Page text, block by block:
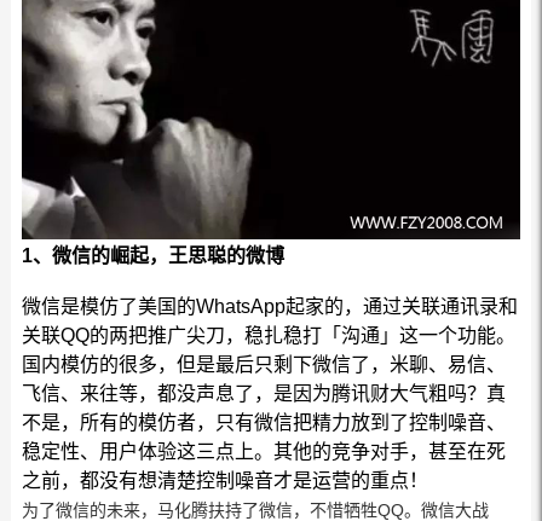
1、微信的崛起，王思聪的微博
微信是模仿了美国的WhatsApp起家的，通过关联通讯录和
关联QQ的两把推广尖刀，稳扎稳打「沟通」这一个功能。
国内模仿的很多，但是最后只剩下微信了，米聊、易信、
飞信、来往等，都没声息了，是因为腾讯财大气粗吗？真
不是，所有的模仿者，只有微信把精力放到了控制噪音、
稳定性、用户体验这三点上。其他的竞争对手，甚至在死
之前，都没有想清楚控制噪音才是运营的重点！
为了微信的未来，马化腾扶持了微信，不惜牺牲QQ。微信大战